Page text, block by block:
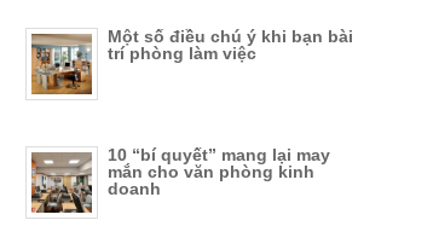
Một số điều chú ý khi bạn bài
trí phòng làm việc
10 “bí quyết” mang lại may
mắn cho văn phòng kinh
doanh